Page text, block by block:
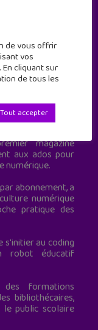
numérique
magazine
aux ados pour
numérique.
abonnement, a
numérique
pratique des
s'initier au coding
éducatif
formations
bibliothécaires,
public scolaire
de vous offrir
vos
cliquant sur
de tous les
Tout accepter